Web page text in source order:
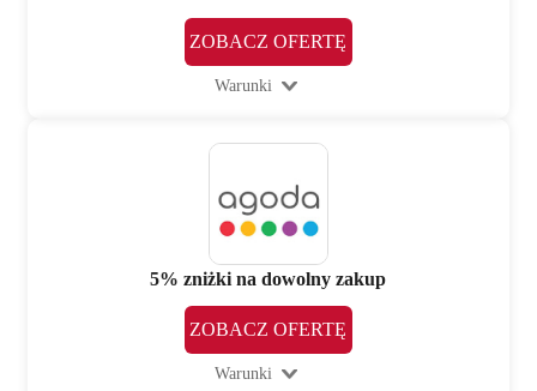
ZOBACZ OFERTĘ
Warunki
5% zniżki na dowolny zakup
ZOBACZ OFERTĘ
Warunki